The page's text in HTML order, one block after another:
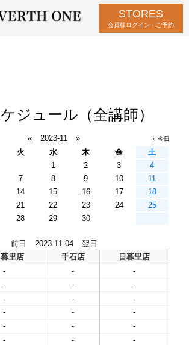
STORES
会員様ログイン・ご予約
ジュール（全講師）
« 2023-11 » » 今日
火 水 木 金
土
1
2 3
4
7 8 9 10
11
14 15 16 17
18
21 22 23 24
25
28 29 30
前日 2023-11-04
翌日
里店 千石店
日暮里店
- -
-
- -
-
- -
-
- -
-
- -
-
- -
-